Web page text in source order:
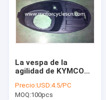
La vespa de la
agilidad de KYMCO
la CAJA
Precio:USD:4.5/PC
MOQ:100pcs